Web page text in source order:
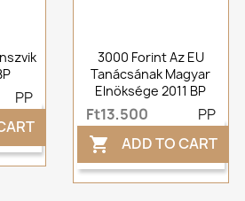
PP
3000 Forint Az EU
Tanácsának Magyar
Elnöksége 2011 BP
Ft13,500 PP
 ADD TO CART